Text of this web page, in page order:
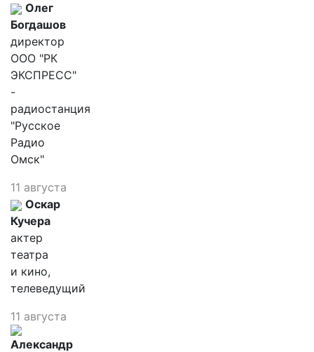
Олег
Богдашов
директор
ООО "РК
ЭКСПРЕСС"
-
радиостанция
"Русское
Радио
Омск"
11 августа
Оскар
Кучера
актер
театра
и кино,
телеведущий
11 августа
Александр